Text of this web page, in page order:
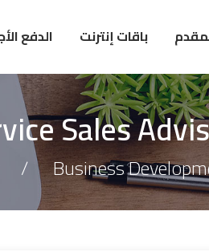
باقات إنترنت الدفع
Sales
Business